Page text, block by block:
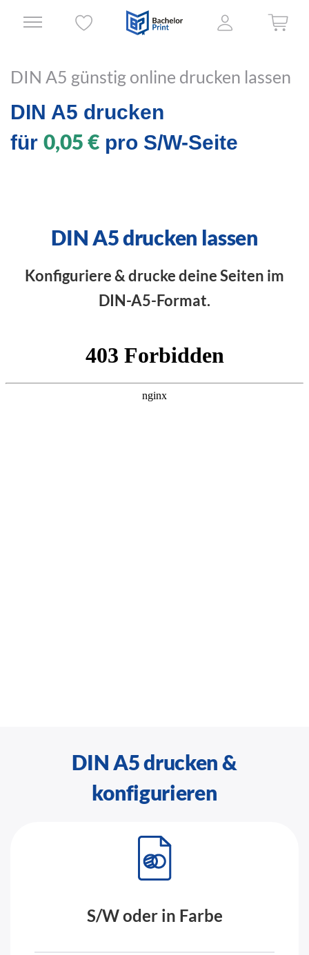
DIN A5 günstig online drucken lassen
DIN A5 drucken
für 0,05 € pro S/W-Seite
DIN A5 drucken lassen
Konfiguriere & drucke deine Seiten im
DIN-A5-Format.
DIN A5 drucken &
konfigurieren
S/W oder in Farbe